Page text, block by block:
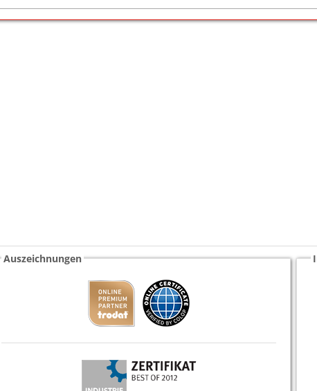
Auszeichnungen